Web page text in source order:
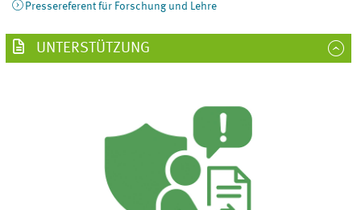
Pressereferent für Forschung und Lehre
UNTERSTÜTZUNG